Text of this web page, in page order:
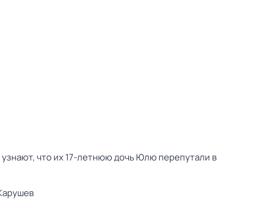
что их 17-летнюю дочь Юлю перепутали в